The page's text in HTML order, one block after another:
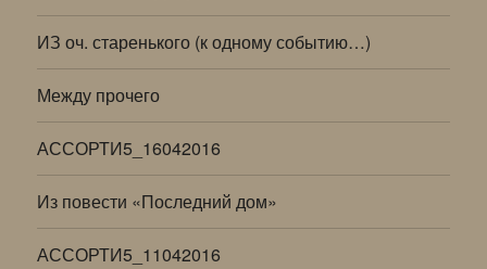
ИЗ оч. старенького (к одному событию…)
Между прочего
АССОРТИ5_16042016
Из повести «Последний дом»
АССОРТИ5_11042016